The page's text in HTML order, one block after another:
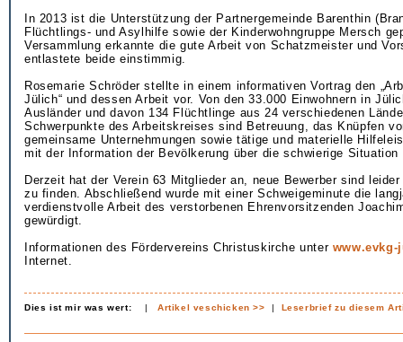
In 2013 ist die Unterstützung der Partnergemeinde Barenthin
Flüchtlings- und Asylhilfe sowie der Kinderwohngruppe Mersch
Versammlung erkannte die gute Arbeit von Schatzmeister und
entlastete beide einstimmig.
Rosemarie Schröder stellte in einem informativen Vortrag den
Jülich“ und dessen Arbeit vor. Von den 33.000 Einwohnern in
Ausländer und davon 134 Flüchtlinge aus 24 verschiedenen
Schwerpunkte des Arbeitskreises sind Betreuung, das Knüpfen
gemeinsame Unternehmungen sowie tätige und materielle
mit der Information der Bevölkerung über die schwierige
Derzeit hat der Verein 63 Mitglieder an, neue Bewerber sind
zu finden. Abschließend wurde mit einer Schweigeminute die
verdienstvolle Arbeit des verstorbenen Ehrenvorsitzenden
gewürdigt.
Informationen des Fördervereins Christuskirche unter
Internet.
Dies ist mir was wert: |Artikel veschicken >> | Leserbrief zu diesem